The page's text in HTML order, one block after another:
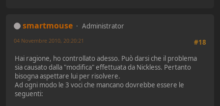
smartmouse
Administrator
#18
04 Novembre 2010, 20:20:21
Hai ragione, ho controllato adesso. Può darsi che il problema
sia causato dalla "modifica" effettuata da Nickless. Pertanto
bisogna aspettare lui per risolvere.
Ad ogni modo le 3 voci che mancano dovrebbe essere le
seguenti: